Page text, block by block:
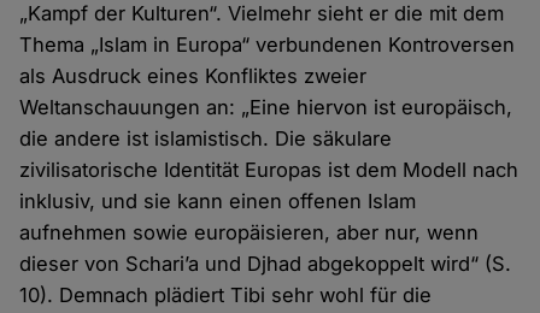
„Kampf der Kulturen“. Vielmehr sieht er die mit dem
Thema „Islam in Europa“ verbundenen Kontroversen
als Ausdruck eines Konfliktes zweier
Weltanschauungen an: „Eine hiervon ist europäisch,
die andere ist islamistisch. Die säkulare
zivilisatorische Identität Europas ist dem Modell nach
inklusiv, und sie kann einen offenen Islam
aufnehmen sowie europäisieren, aber nur, wenn
dieser von Schari’a und Djhad abgekoppelt wird“ (S.
10). Demnach plädiert Tibi sehr wohl für die